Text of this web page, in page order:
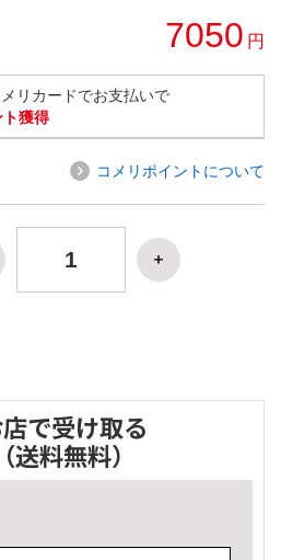
7050 円
リカードでお支払いで
獲得
コメリポイントについて
で受け取る
（送料無料）